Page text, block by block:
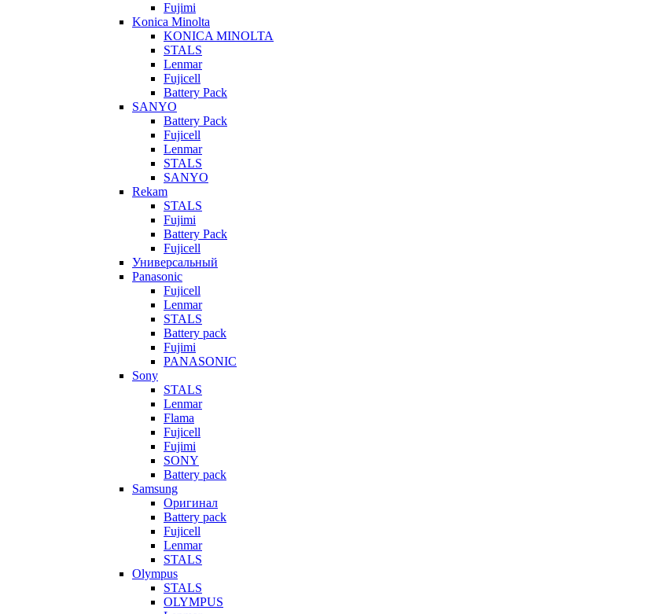
Fujimi
Konica Minolta
KONICA MINOLTA
STALS
Lenmar
Fujicell
Battery Pack
SANYO
Battery Pack
Fujicell
Lenmar
STALS
SANYO
Rekam
STALS
Fujimi
Battery Pack
Fujicell
Универсальный
Panasonic
Fujicell
Lenmar
STALS
Battery pack
Fujimi
PANASONIC
Sony
STALS
Lenmar
Flama
Fujicell
Fujimi
SONY
Battery pack
Samsung
Оригинал
Battery pack
Fujicell
Lenmar
STALS
Olympus
STALS
OLYMPUS